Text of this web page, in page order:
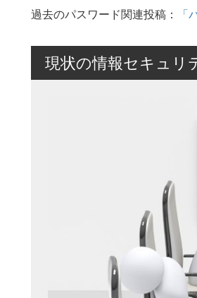
過去のパスワード関連投稿： 「
現状の情報セキュリ